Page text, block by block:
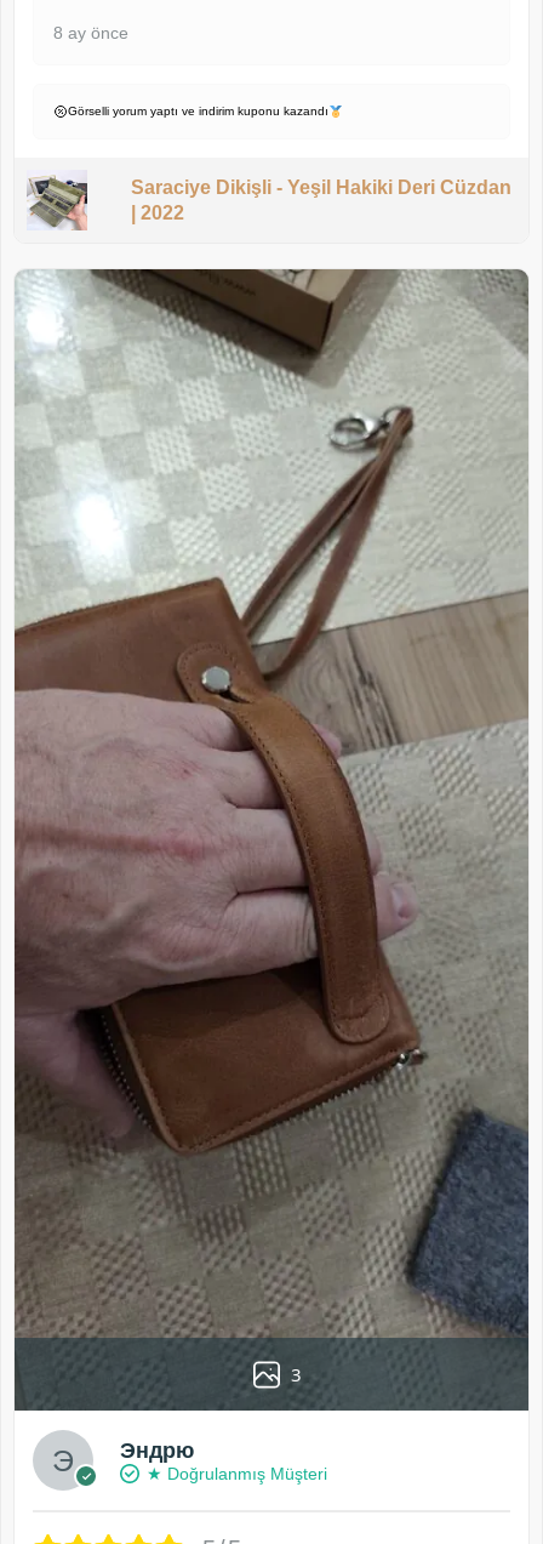
8 ay önce
Görselli yorum yaptı ve indirim kuponu kazandı
Saraciye Dikişli - Yeşil Hakiki Deri Cüzdan
| 2022
3
Эндрю
★ Doğrulanmış Müşteri